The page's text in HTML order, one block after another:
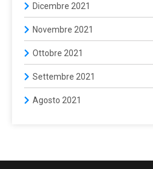
Dicembre 2021
Novembre 2021
Ottobre 2021
Settembre 2021
Agosto 2021